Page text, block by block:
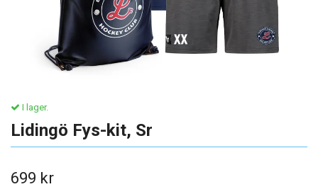
I lager.
Lidingö Fys-kit, Sr
699 kr